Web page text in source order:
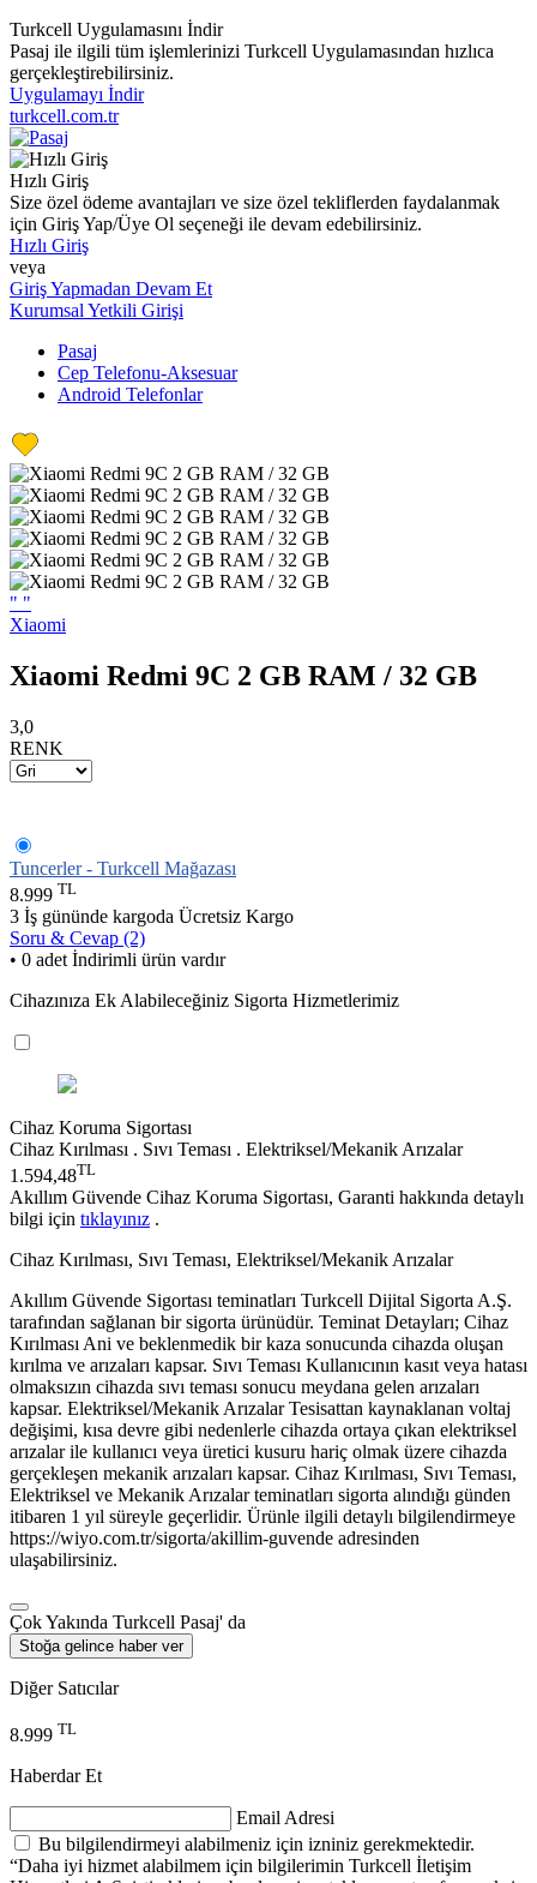
Turkcell Uygulamasını İndir
Pasaj ile ilgili tüm işlemlerinizi Turkcell Uygulamasından hızlıca
gerçekleştirebilirsiniz.
Uygulamayı İndir
turkcell.com.tr
Hızlı Giriş
Size özel ödeme avantajları ve size özel tekliflerden faydalanmak
için Giriş Yap/Üye Ol seçeneği ile devam edebilirsiniz.
Hızlı Giriş
veya
Giriş Yapmadan Devam Et
Kurumsal Yetkili Girişi
Pasaj
Cep Telefonu-Aksesuar
Android Telefonlar
" "
Xiaomi
Xiaomi Redmi 9C 2 GB RAM / 32 GB
3,0
RENK
Tuncerler - Turkcell Mağazası
8.999 TL
3 İş gününde kargoda Ücretsiz Kargo
Soru & Cevap (2)
• 0 adet İndirimli ürün vardır
Cihazınıza Ek Alabileceğiniz Sigorta Hizmetlerimiz
Cihaz Koruma Sigortası
Cihaz Kırılması . Sıvı Teması . Elektriksel/Mekanik Arızalar
1.594,48TL
Akıllım Güvende Cihaz Koruma Sigortası, Garanti hakkında detaylı
bilgi için tıklayınız .
Cihaz Kırılması, Sıvı Teması, Elektriksel/Mekanik Arızalar
Akıllım Güvende Sigortası teminatları Turkcell Dijital Sigorta A.Ş.
tarafından sağlanan bir sigorta ürünüdür. Teminat Detayları; Cihaz
Kırılması Ani ve beklenmedik bir kaza sonucunda cihazda oluşan
kırılma ve arızaları kapsar. Sıvı Teması Kullanıcının kasıt veya hatası
olmaksızın cihazda sıvı teması sonucu meydana gelen arızaları
kapsar. Elektriksel/Mekanik Arızalar Tesisattan kaynaklanan voltaj
değişimi, kısa devre gibi nedenlerle cihazda ortaya çıkan elektriksel
arızalar ile kullanıcı veya üretici kusuru hariç olmak üzere cihazda
gerçekleşen mekanik arızaları kapsar. Cihaz Kırılması, Sıvı Teması,
Elektriksel ve Mekanik Arızalar teminatları sigorta alındığı günden
itibaren 1 yıl süreyle geçerlidir. Ürünle ilgili detaylı bilgilendirmeye
https://wiyo.com.tr/sigorta/akillim-guvende adresinden
ulaşabilirsiniz.
Çok Yakında Turkcell Pasaj' da
Stoğa gelince haber ver
Diğer Satıcılar
8.999 TL
Haberdar Et
Email Adresi
Bu bilgilendirmeyi alabilmeniz için izniniz gerekmektedir.
“Daha iyi hizmet alabilmem için bilgilerimin Turkcell İletişim